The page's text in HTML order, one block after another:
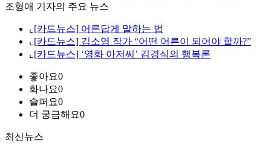
조형애 기자의 주요 뉴스
⌞ [카드뉴스] 어른답게 말하는 법
⌞ [카드뉴스] 김소영 작가 “어떤 어른이 되어야 할까?”
⌞ [카드뉴스] ‘영화 아저씨’ 김경식의 행복론
좋아요0
화나요0
슬퍼요0
더 궁금해요0
최신뉴스